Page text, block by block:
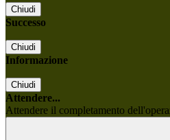
Chiudi
Successo
Chiudi
Informazione
Chiudi
Attendere...
Attendere il completamento